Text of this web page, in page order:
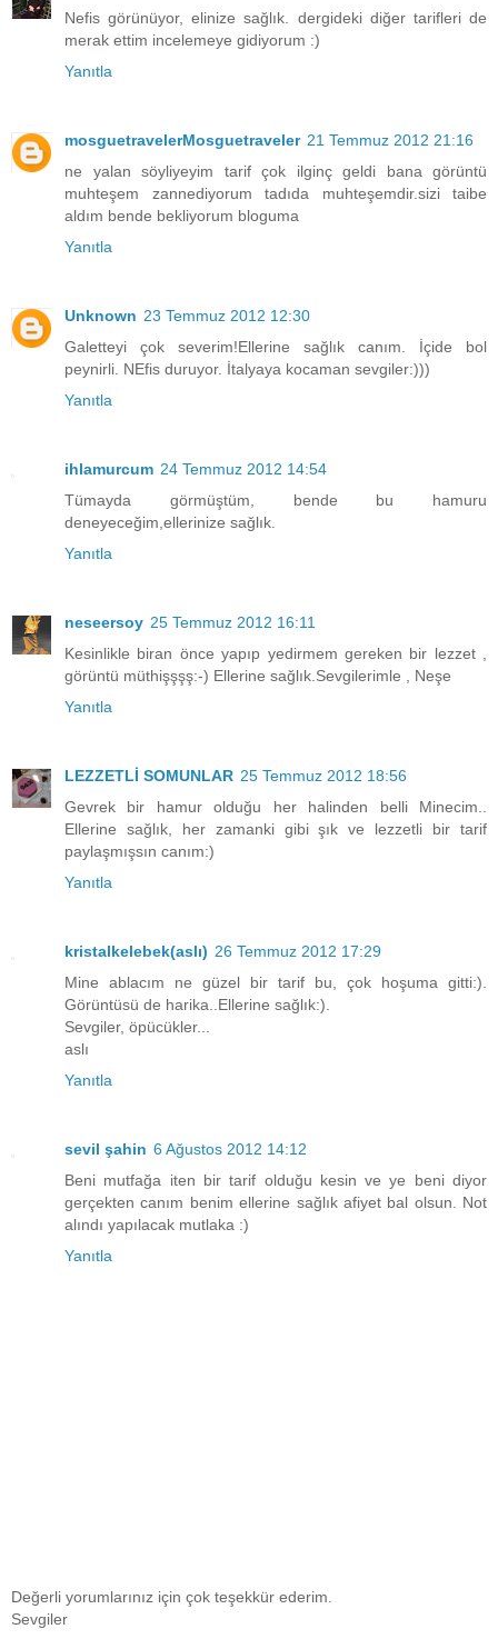
Nefis görünüyor, elinize sağlık. dergideki diğer tarifleri de
merak ettim incelemeye gidiyorum :)
Yanıtla
mosguetravelerMosguetraveler 21 Temmuz 2012 21:16
ne yalan söyliyeyim tarif çok ilginç geldi bana görüntü
muhteşem zannediyorum tadıda muhteşemdir.sizi taibe
aldım bende bekliyorum bloguma
Yanıtla
Unknown 23 Temmuz 2012 12:30
Galetteyi çok severim!Ellerine sağlık canım. İçide bol
peynirli. NEfis duruyor. İtalyaya kocaman sevgiler:)))
Yanıtla
ihlamurcum 24 Temmuz 2012 14:54
Tümayda görmüştüm, bende bu hamuru
deneyeceğim,ellerinize sağlık.
Yanıtla
neseersoy 25 Temmuz 2012 16:11
Kesinlikle biran önce yapıp yedirmem gereken bir lezzet ,
görüntü müthişşşş:-) Ellerine sağlık.Sevgilerimle , Neşe
Yanıtla
LEZZETLİ SOMUNLAR 25 Temmuz 2012 18:56
Gevrek bir hamur olduğu her halinden belli Minecim..
Ellerine sağlık, her zamanki gibi şık ve lezzetli bir tarif
paylaşmışsın canım:)
Yanıtla
kristalkelebek(aslı) 26 Temmuz 2012 17:29
Mine ablacım ne güzel bir tarif bu, çok hoşuma gitti:).
Görüntüsü de harika..Ellerine sağlık:).
Sevgiler, öpücükler...
aslı
Yanıtla
sevil şahin 6 Ağustos 2012 14:12
Beni mutfağa iten bir tarif olduğu kesin ve ye beni diyor
gerçekten canım benim ellerine sağlık afiyet bal olsun. Not
alındı yapılacak mutlaka :)
Yanıtla
Değerli yorumlarınız için çok teşekkür ederim.
Sevgiler